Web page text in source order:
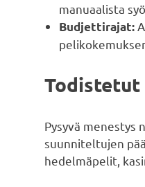
manuaalista
Budjettirajat:
Pysyvä menestys
suunniteltujen
hedelmäpelit,